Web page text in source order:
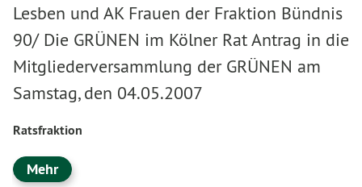
Lesben und AK Frauen der Fraktion Bündnis
90/ Die GRÜNEN im Kölner Rat Antrag in die
Mitgliederversammlung der GRÜNEN am
Samstag, den 04.05.2007
Ratsfraktion
Mehr